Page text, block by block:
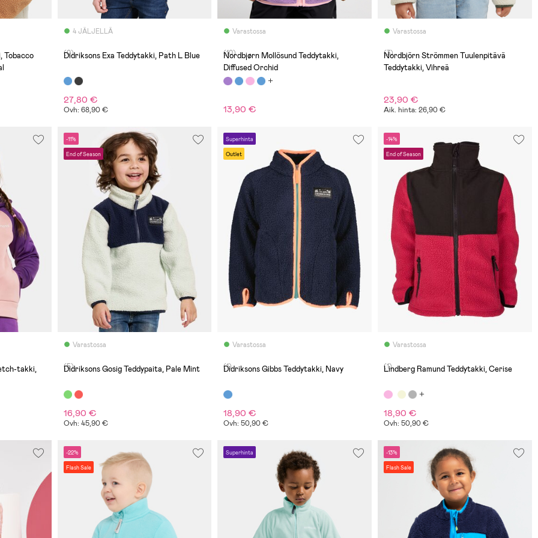
Tobacco
4 JÄLJELLÄ
(0)
Didriksons Exa Teddytakki, Path L Blue
27,80 €
Ovh: 68,90 €
Varastossa
(10)
Nordbjørn Mollösund Teddytakki,
Diffused Orchid
13,90 €
Varastossa
(3)
Nordbjörn Strömmen Tuulenpitävä
Teddytakki, Vihreä
23,90 €
Aik. hinta: 26,90 €
takki,
-11%
End of Season
Varastossa
(5)
Didriksons Gosig Teddypaita, Pale Mint
16,90 €
Ovh: 45,90 €
Superhinta
Outlet
Varastossa
(1)
Didriksons Gibbs Teddytakki, Navy
18,90 €
Ovh: 50,90 €
-14%
End of Season
Varastossa
(1)
Lindberg Ramund Teddytakki, Cerise
18,90 €
Ovh: 50,90 €
-22%
Flash Sale
Superhinta -13%
Flash Sale